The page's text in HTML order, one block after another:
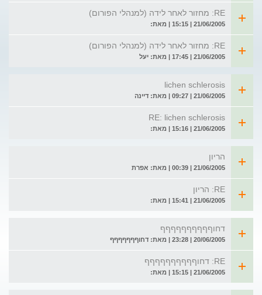
RE: מחזור לאחר לידה (למנהלי הפורום)
21/06/2005 | 15:15 | מאת:
RE: מחזור לאחר לידה (למנהלי הפורום)
21/06/2005 | 17:45 | מאת: יעל
lichen schlerosis
21/06/2005 | 09:27 | מאת: דיינה
RE: lichen schlerosis
21/06/2005 | 15:16 | מאת:
הריון
21/06/2005 | 00:39 | מאת: אפרת
RE: הריון
21/06/2005 | 15:41 | מאת:
דחוףףףףףףףףףף
20/06/2005 | 23:28 | מאת: דחוףףףףףףף
RE: דחוףףףףףףףףףף
21/06/2005 | 15:15 | מאת: